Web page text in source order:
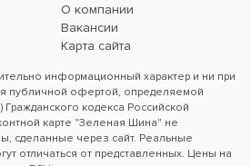
О компании
Вакансии
Карта сайта
информационный характер и ни при
публичной офертой, определяемой
Гражданского кодекса Российской
карте "Зеленая Шина" не
сделанные через сайт. Реальные
отличаться от представленных. Цены на